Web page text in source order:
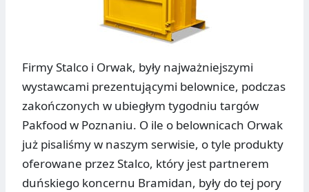
Firmy Stalco i Orwak, były najważniejszymi
wystawcami prezentującymi belownice, podczas
zakończonych w ubiegłym tygodniu targów
Pakfood w Poznaniu. O ile o belownicach Orwak
już pisaliśmy w naszym serwisie, o tyle produkty
oferowane przez Stalco, który jest partnerem
duńskiego koncernu Bramidan, były do tej pory